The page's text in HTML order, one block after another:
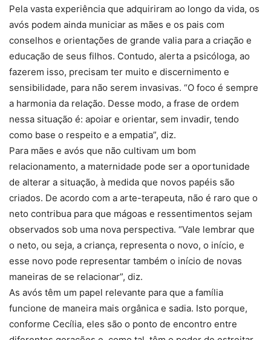
Pela vasta experiência que adquiriram ao longo da vida, os
avós podem ainda municiar as mães e os pais com
conselhos e orientações de grande valia para a criação e
educação de seus filhos. Contudo, alerta a psicóloga, ao
fazerem isso, precisam ter muito e discernimento e
sensibilidade, para não serem invasivas. “O foco é sempre
a harmonia da relação. Desse modo, a frase de ordem
nessa situação é: apoiar e orientar, sem invadir, tendo
como base o respeito e a empatia”, diz.
Para mães e avós que não cultivam um bom
relacionamento, a maternidade pode ser a oportunidade
de alterar a situação, à medida que novos papéis são
criados. De acordo com a arte-terapeuta, não é raro que o
neto contribua para que mágoas e ressentimentos sejam
observados sob uma nova perspectiva. “Vale lembrar que
o neto, ou seja, a criança, representa o novo, o início, e
esse novo pode representar também o início de novas
maneiras de se relacionar”, diz.
As avós têm um papel relevante para que a família
funcione de maneira mais orgânica e sadia. Isto porque,
conforme Cecília, eles são o ponto de encontro entre